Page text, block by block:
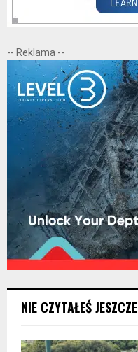
-- Reklama --
NIE CZYTAŁEŚ JESZCZE